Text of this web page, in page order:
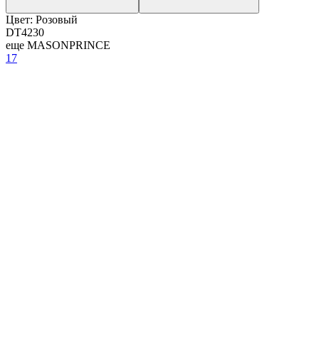
Цвет: Розовый
DT4230
еще MASONPRINCE
17